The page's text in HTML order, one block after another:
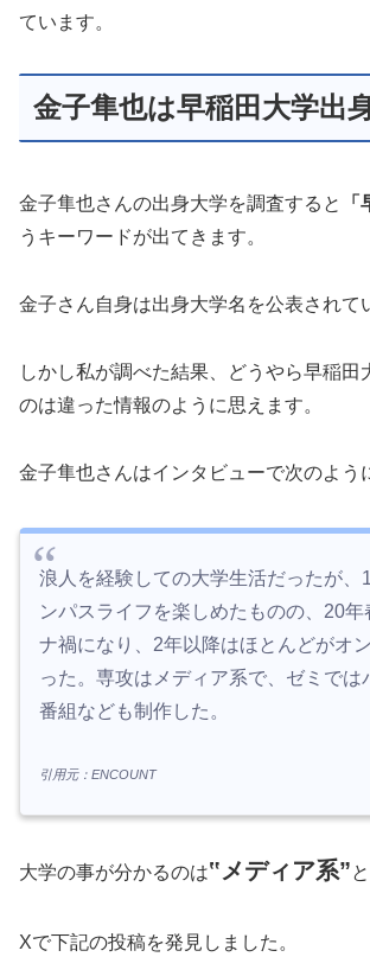
ています。
金子隼也は早稲田大学出
金子隼也さんの出身大学を調査すると
うキーワードが出てきます。
金子さん自身は出身大学名を公表されて
しかし私が調べた結果、どうやら早稲田
のは違った情報のように思えます。
金子隼也さんはインタビューで次のよう
浪人を経験しての大学生活だったが、
ンパスライフを楽しめたものの、20年
ナ禍になり、2年以降はほとんどがオ
った。専攻はメディア系で、ゼミでは
番組なども制作した。
引用元：ENCOUNT
大学の事が分かるのは‟メディア系”
Xで下記の投稿を発見しました。